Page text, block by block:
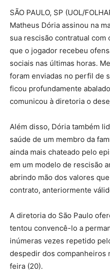
SÃO PAULO, SP (UOL/
Matheus Dória assinou na
sua rescisão contratual com
que o jogador recebeu
sociais nas últimas horas.
foram enviadas no perfil de
ficou profundamente
comunicou à diretoria o
Além disso, Dória também
saúde de um membro da
ainda mais chateado pelo
em um modelo de rescisão
abrindo mão dos valores
contrato, anteriormente
A diretoria do São Paulo
tentou convencê-lo a
inúmeras vezes repetido
despedir dos companheiros
feira (20).